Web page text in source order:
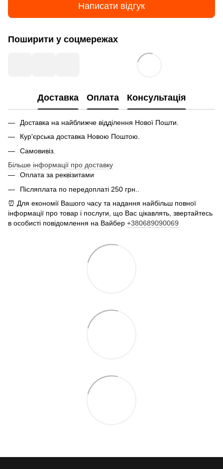
Написати відгук
Поширити у соцмережах
Доставка Оплата Консультація
Доставка на найближче відділення Нової Пошти.
Кур'єрська доставка Новою Поштою.
Самовивіз.
Більше інформації про доставку
Оплата за реквізитами
Післяплата по передоплаті 250 грн..
⏰ Для економії Вашого часу та надання найбільш повної
інформації про товар і послуги, що Вас цікавлять, звертайтесь
в особисті повідомлення на Вайбер +380689090069